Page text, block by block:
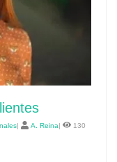
| A. Reina| 130